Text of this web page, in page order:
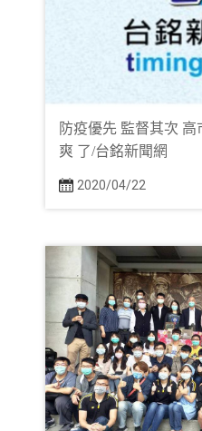
防疫優先 監督其次
爽 了/台銘新聞網
2020/04/22